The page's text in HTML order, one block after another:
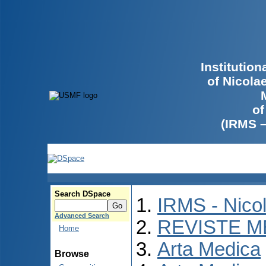
of
(IRMS
Search DSpace
Advanced Search
Home
Browse
IRMS -
REVISTE
Arta Medica